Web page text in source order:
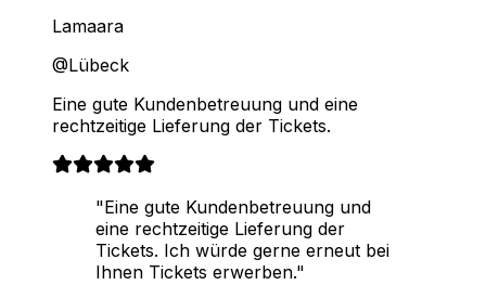
Lamaara
@Lübeck
Eine gute Kundenbetreuung und eine
rechtzeitige Lieferung der Tickets.
"Eine gute Kundenbetreuung und
eine rechtzeitige Lieferung der
Tickets. Ich würde gerne erneut bei
Ihnen Tickets erwerben."